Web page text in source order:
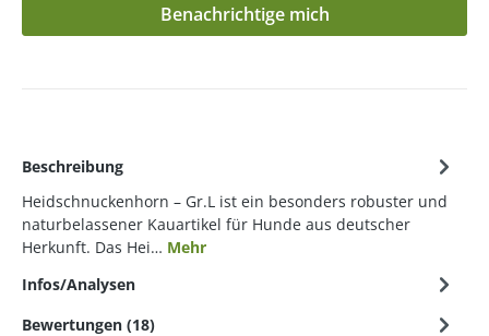
Benachrichtige mich
Beschreibung
Heidschnuckenhorn – Gr.L ist ein besonders robuster und
naturbelassener Kauartikel für Hunde aus deutscher
Herkunft. Das Hei… Mehr
Infos/Analysen
Bewertungen (18)